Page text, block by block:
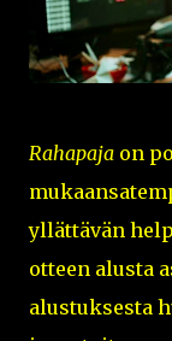
Rahapaja on
yllättävän
otteen alusta
alustuksesta